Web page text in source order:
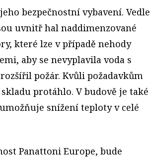
bezpečnostní vybavení. Vedle
uvnitř hal naddimenzované
které lze v případě nehody
aby se nevyplavila voda s
požár. Kvůli požadavkům
protáhlo. V budově je také
snížení teploty v celé
Panattoni Europe, bude